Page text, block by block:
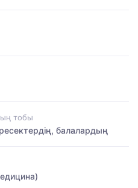
тобы
балалардың